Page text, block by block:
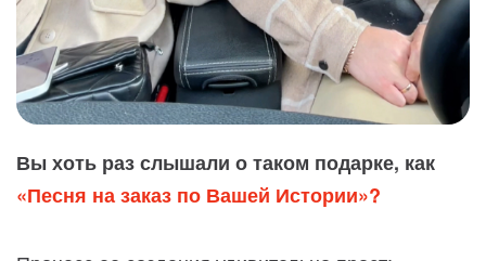
Вы хоть раз слышали о таком подарке, как
«Песня на заказ по Вашей Истории»?